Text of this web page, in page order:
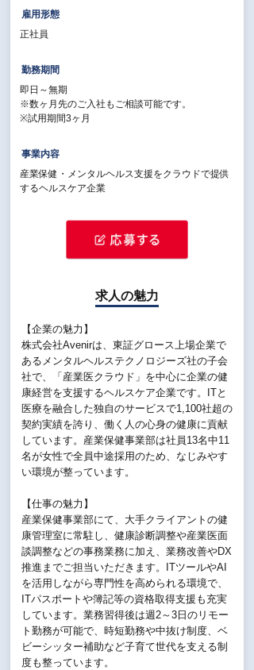
雇用形態
正社員
勤務期間
即日～無期
※数ヶ月先のご入社もご相談可能です。
※試用期間3ヶ月
事業内容
産業保健・メンタルヘルス支援をクラウドで提供
するヘルスケア企業
求人の魅力
【企業の魅力】
株式会社Avenirは、東証グロース上場企業で
あるメンタルヘルステクノロジーズ社の子会
社で、「産業医クラウド」を中心に企業の健
康経営を支援するヘルスケア企業です。ITと
医療を融合した独自のサービスで1,100社超の
契約実績を誇り、働く人の心身の健康に貢献
しています。産業保健事業部は社員13名中11
名が女性で全員中途採用のため、なじみやす
い環境が整っています。
【仕事の魅力】
産業保健事業部にて、大手クライアントの健
康管理室に常駐し、健康診断調整や産業医面
談調整などの事務業務に加え、業務改善やDX
推進までご担当いただきます。ITツールやAI
を活用しながら専門性を高められる環境で、
ITパスポートや簿記等の資格取得支援も充実
しています。業務習得後は週2～3日のリモー
ト勤務が可能で、時短勤務や中抜け制度、ベ
ビーシッター補助など子育て世代を支える制
度も整っています。